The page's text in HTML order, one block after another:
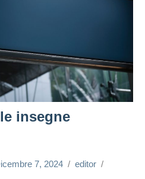
insegne
7, 2024 editor